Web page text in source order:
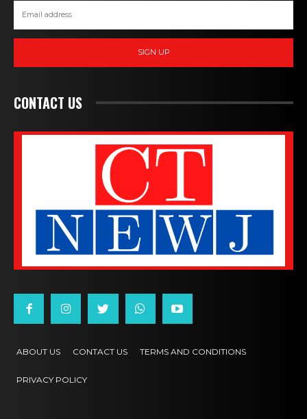
SIGN UP
CONTACT US
ABOUT US CONTACT US TERMS AND CONDITIONS
PRIVACY POLICY